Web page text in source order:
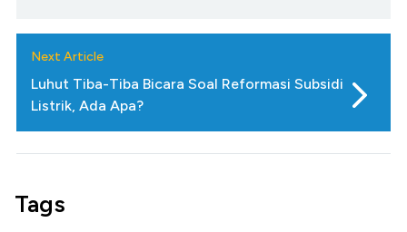
Next Article
Luhut Tiba-Tiba Bicara Soal Reformasi Subsidi
Listrik, Ada Apa?
Tags